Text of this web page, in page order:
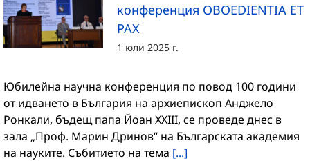
конференция OBOEDIENTIA ET
PAX
1 юли 2025 г.
Юбилейна научна конференция по повод 100 години
от идването в България на архиепископ Анджело
Ронкали, бъдещ папа Йоан XXIII, се проведе днес в
зала „Проф. Марин Дринов“ на Българската академия
на науките. Събитието на тема [...]